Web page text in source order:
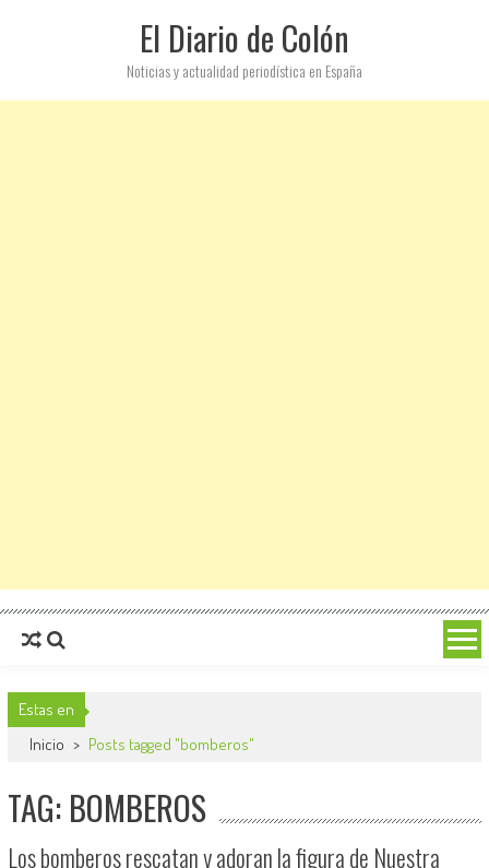
El Diario de Colón
Noticias y actualidad periodística en España
Estas en
Inicio > Posts tagged "bomberos"
TAG: BOMBEROS
Los bomberos rescatan y adoran la figura de Nuestra